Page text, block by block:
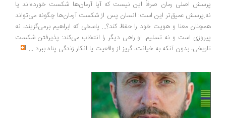
پرسش اصلی رمان صرفاً این نیست که آیا آرمان‌ها شکست خورده‌اند یا
نه.پرسش عمیق‌تر این است: انسان پس از شکست آرمان‌ها چگونه می‌تواند
همچنان معنا و هویت خود را حفظ کند؟... پاسخی که ابراهیم برمی‌گزیند، نه
پیروزی است و نه تسلیم. او راهی دیگر را انتخاب می‌کند: پذیرفتن شکست
تاریخی، بدون آنکه به خیانت، گریز از واقعیت یا انکار زندگی پناه ببرد ...